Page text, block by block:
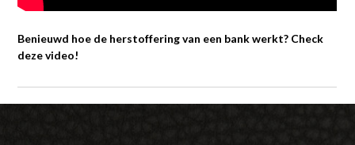
Benieuwd hoe de herstoffering van een bank werkt? Check
deze video!